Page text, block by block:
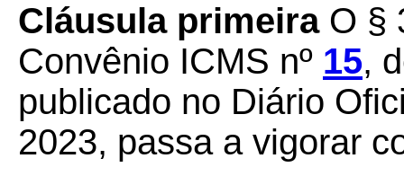
Cláusula primeira O §
Convênio ICMS nº 15,
publicado no Diário
2023, passa a vigorar